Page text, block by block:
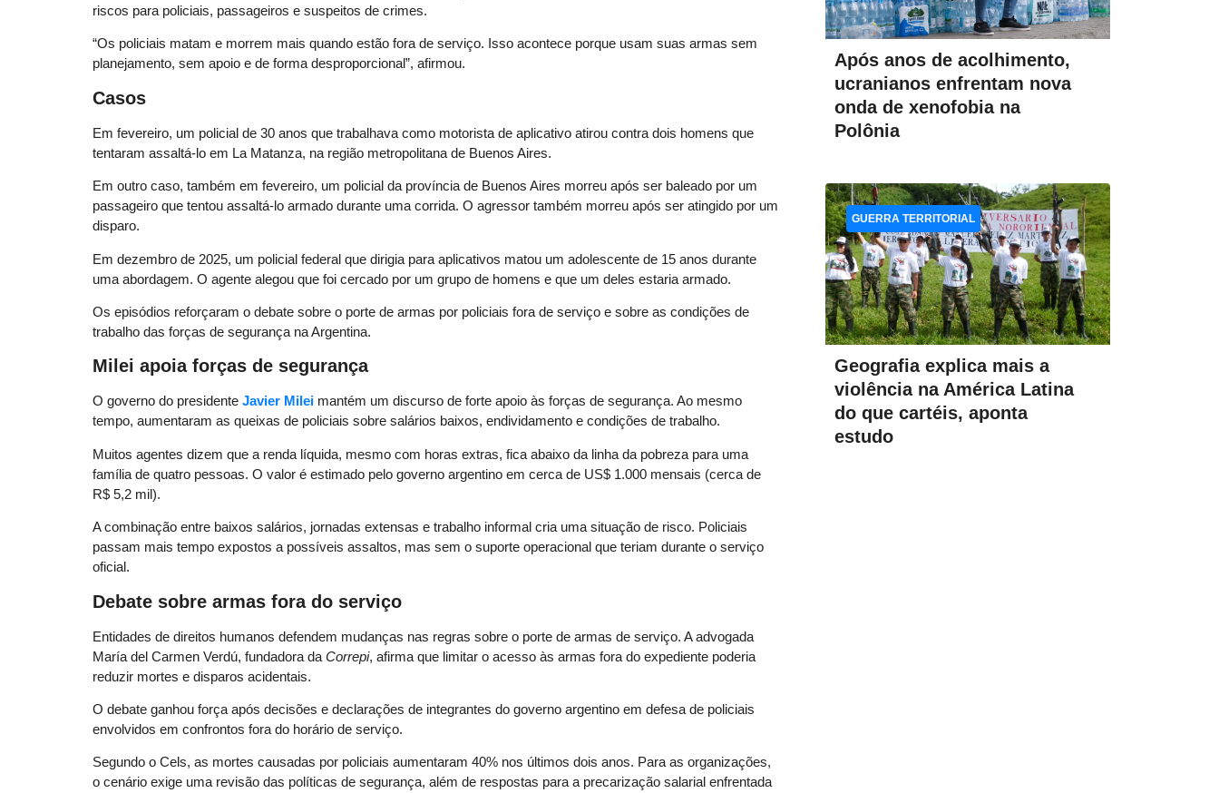
riscos para policiais, passageiros e suspeitos de crimes.
“Os policiais matam e morrem mais quando estão fora de serviço. Isso acontece porque usam suas armas sem
planejamento, sem apoio e de forma desproporcional”, afirmou.
Casos
Em fevereiro, um policial de 30 anos que trabalhava como motorista de aplicativo atirou contra dois homens que
tentaram assaltá-lo em La Matanza, na região metropolitana de Buenos Aires.
Em outro caso, também em fevereiro, um policial da província de Buenos Aires morreu após ser baleado por um
passageiro que tentou assaltá-lo armado durante uma corrida. O agressor também morreu após ser atingido por um
disparo.
Em dezembro de 2025, um policial federal que dirigia para aplicativos matou um adolescente de 15 anos durante
uma abordagem. O agente alegou que foi cercado por um grupo de homens e que um deles estaria armado.
Os episódios reforçaram o debate sobre o porte de armas por policiais fora de serviço e sobre as condições de
trabalho das forças de segurança na Argentina.
Milei apoia forças de segurança
O governo do presidente Javier Milei mantém um discurso de forte apoio às forças de segurança. Ao mesmo
tempo, aumentaram as queixas de policiais sobre salários baixos, endividamento e condições de trabalho.
Muitos agentes dizem que a renda líquida, mesmo com horas extras, fica abaixo da linha da pobreza para uma
família de quatro pessoas. O valor é estimado pelo governo argentino em cerca de US$ 1.000 mensais (cerca de
R$ 5,2 mil).
A combinação entre baixos salários, jornadas extensas e trabalho informal cria uma situação de risco. Policiais
passam mais tempo expostos a possíveis assaltos, mas sem o suporte operacional que teriam durante o serviço
oficial.
Debate sobre armas fora do serviço
Entidades de direitos humanos defendem mudanças nas regras sobre o porte de armas de serviço. A advogada
María del Carmen Verdú, fundadora da Correpi, afirma que limitar o acesso às armas fora do expediente poderia
reduzir mortes e disparos acidentais.
O debate ganhou força após decisões e declarações de integrantes do governo argentino em defesa de policiais
envolvidos em confrontos fora do horário de serviço.
Segundo o Cels, as mortes causadas por policiais aumentaram 40% nos últimos dois anos. Para as organizações,
o cenário exige uma revisão das políticas de segurança, além de respostas para a precarização salarial enfrentada
Após anos de acolhimento,
ucranianos enfrentam nova
onda de xenofobia na
Polônia
Geografia explica mais a
violência na América Latina
do que cartéis, aponta
estudo
GUERRA TERRITORIAL